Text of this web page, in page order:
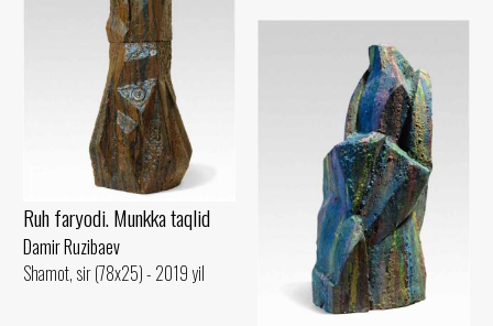
Ruh faryodi. Munkka taqlid
Damir Ruzibaev
Shamot, sir (78x25) - 2019 yil